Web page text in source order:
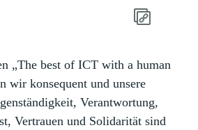
„The best of ICT with a human
wir konsequent und unsere
Verantwortung,
Vertrauen und Solidarität sind